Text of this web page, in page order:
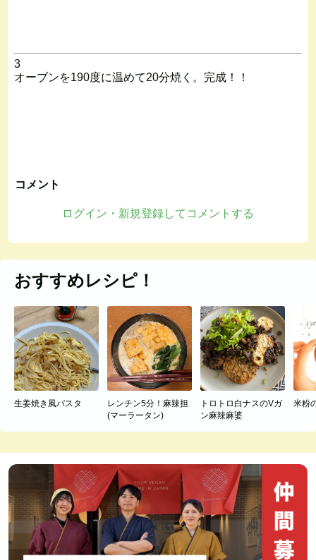
3
オーブンを190度に温めて20分焼く。完成！！
コメント
ログイン・新規登録してコメントする
おすすめレシピ！
生姜焼き風パスタ
レンチン5分！麻辣担
(マーラータン)
トロトロ白ナスのVガ
ン麻辣麻婆
米粉